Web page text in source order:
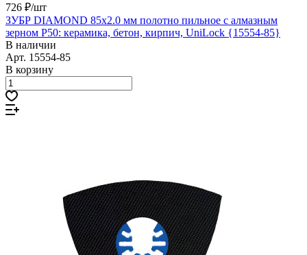
726 ₽/шт
ЗУБР DIAMOND 85x2.0 мм полотно пильное с алмазным
зерном Р50: керамика, бетон, кирпич, UniLock {15554-85}
В наличии
Арт. 15554-85
В корзину